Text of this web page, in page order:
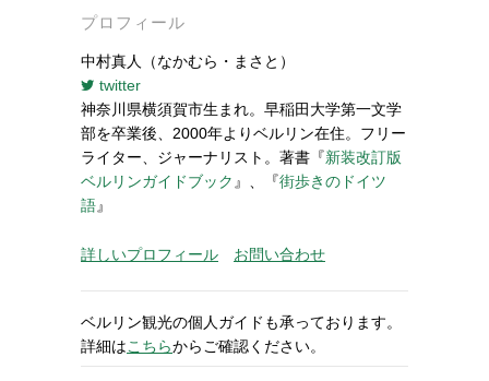
プロフィール
中村真人（なかむら・まさと）
twitter
神奈川県横須賀市生まれ。早稲田大学第一文学
部を卒業後、2000年よりベルリン在住。フリー
ライター、ジャーナリスト。著書『新装改訂版
ベルリンガイドブック』、『街歩きのドイツ
語』
詳しいプロフィール お問い合わせ
ベルリン観光の個人ガイドも承っております。
詳細はこちらからご確認ください。